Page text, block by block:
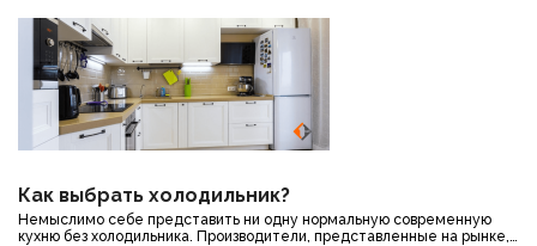
Как выбрать холодильник?
Немыслимо себе представить ни одну нормальную современную
кухню без холодильника. Производители, представленные на рынке,